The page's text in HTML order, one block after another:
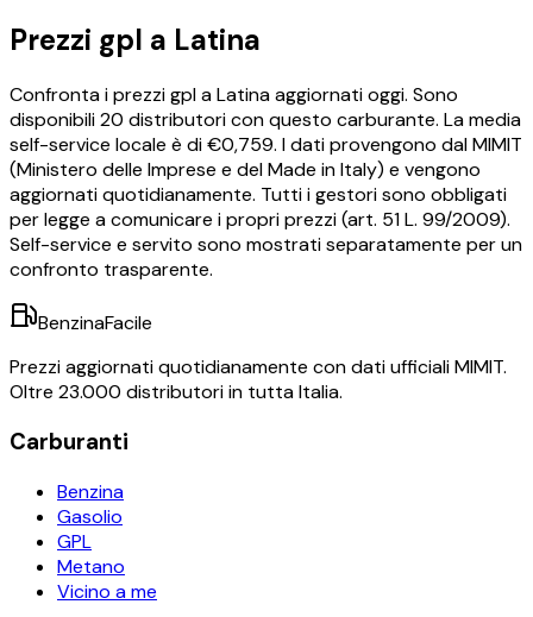
Prezzi gpl a Latina
Confronta i prezzigplaLatinaaggiornati oggi. Sono
disponibili20 distributori con questo carburante. La media
self-service locale è di €0,759. I dati provengono dal MIMIT
(Ministero delle Imprese e del Made in Italy) e vengono
aggiornati quotidianamente. Tutti i gestori sono obbligati
per legge a comunicare i propri prezzi (art. 51 L. 99/2009).
Self-service e servito sono mostrati separatamente per un
confronto trasparente.
BenzinaFacile
Prezzi aggiornati quotidianamente con dati ufficiali MIMIT.
Oltre 23.000 distributori in tutta Italia.
Carburanti
Benzina
Gasolio
GPL
Metano
Vicino a me